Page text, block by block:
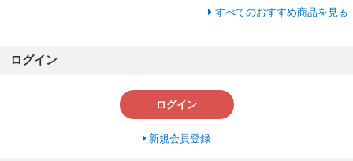
すべてのおすすめ商品を見る
ログイン
ログイン
新規会員登録